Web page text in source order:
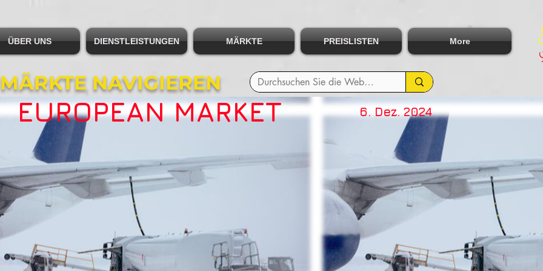
NAVIGIEREN
ÜBER UNS DIENSTLEISTUNGEN MÄRKTE PREISLISTEN More
6. Dez. 2024
EUROPEAN MARKET